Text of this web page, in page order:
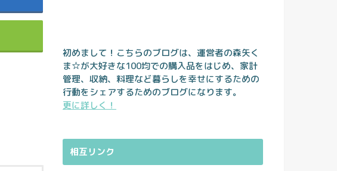
初めまして！こちらのブログは、運営者の森矢く
ま☆が大好きな100均での購入品をはじめ、家計
管理、収納、料理など暮らしを幸せにするための
行動をシェアするためのブログになります。
更に詳しく！
相互リンク